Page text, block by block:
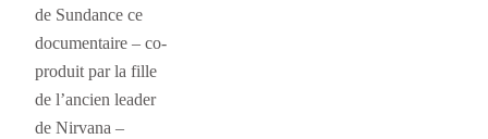
de Sundance ce
documentaire – co-
produit par la fille
de l’ancien leader
de Nirvana –